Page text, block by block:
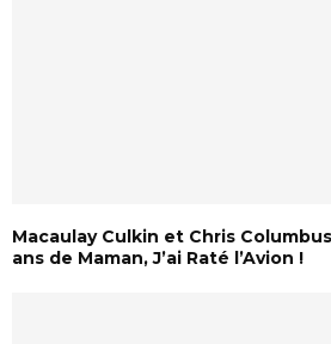
Macaulay Culkin et Chris
ans de Maman, J’ai Raté l’Avion !